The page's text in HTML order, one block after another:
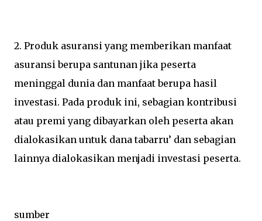
2. Produk asuransi yang memberikan manfaat
asuransi berupa santunan jika peserta
meninggal dunia dan manfaat berupa hasil
investasi. Pada produk ini, sebagian kontribusi
atau premi yang dibayarkan oleh peserta akan
dialokasikan untuk dana tabarru’ dan sebagian
lainnya dialokasikan menjadi investasi peserta.
sumber